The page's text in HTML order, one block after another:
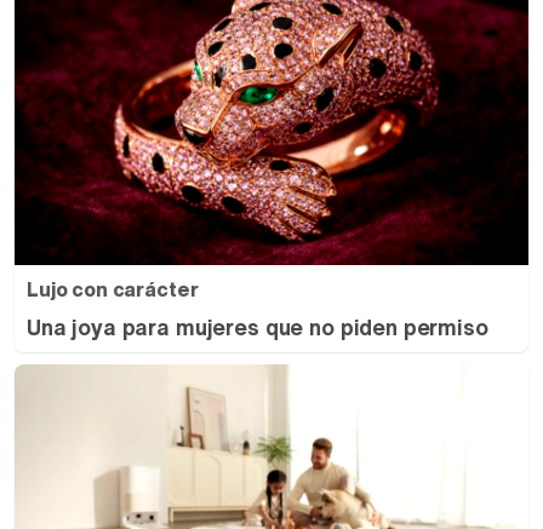
Lujo con carácter
Una joya para mujeres que no piden permiso